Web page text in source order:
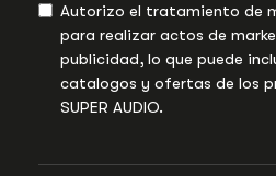
Autorizo el tratamiento de
para realizar actos de
publicidad, lo que puede
catalogos y ofertas de los
SUPER AUDIO.